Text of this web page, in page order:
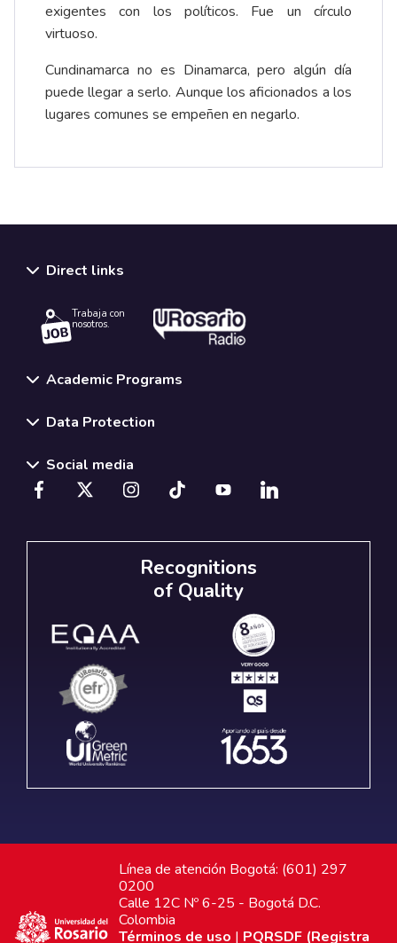
exigentes con los políticos. Fue un círculo
virtuoso.
Cundinamarca no es Dinamarca, pero algún día
puede llegar a serlo. Aunque los aficionados a los
lugares comunes se empeñen en negarlo.
Direct links
Trabaja con
nosotros.
Academic Programs
Data Protection
Social media
Recognitions
of Quality
Línea de atención Bogotá: (601) 297
0200
Calle 12C Nº 6-25 - Bogotá D.C.
Colombia
Términos de uso | PQRSDF (Registra